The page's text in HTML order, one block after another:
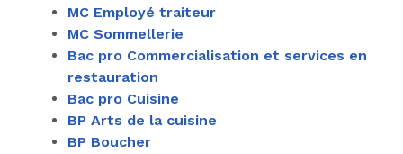
MC Employé traiteur
MC Sommellerie
Bac pro Commercialisation et services en
restauration
Bac pro Cuisine
BP Arts de la cuisine
BP Boucher